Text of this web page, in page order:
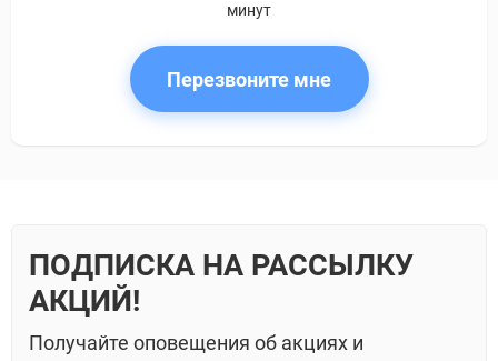
минут
Перезвоните мне
ПОДПИСКА НА РАССЫЛКУ
АКЦИЙ!
Получайте оповещения об акциях и